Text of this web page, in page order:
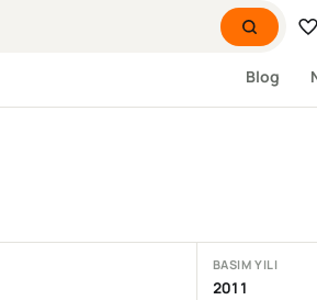
Blog
BASIM YILI
2011